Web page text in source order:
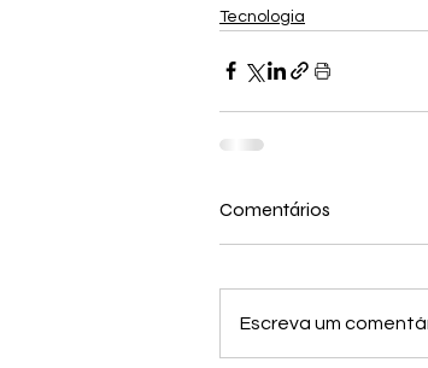
Tecnologia
Comentários
Escreva um